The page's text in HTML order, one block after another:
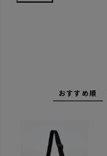
おすすめ順